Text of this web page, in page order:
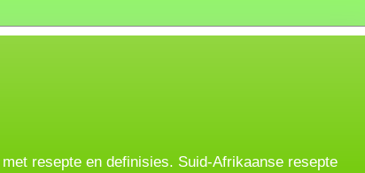
resepte en definisies. Suid-Afrikaanse resepte